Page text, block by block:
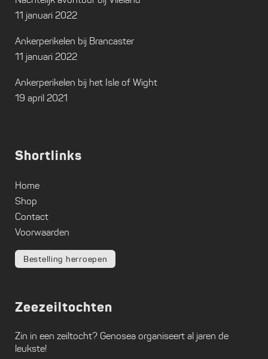
11 januari 2022
Ankerperikelen bij Brancaster
11 januari 2022
Ankerperikelen bij het Isle of Wight
19 april 2021
Shortlinks
Home
Shop
Contact
Voorwaarden
Bestelling herroepen
Zeezeiltochten
Zin in een zeiltocht? Genosea organiseert al jaren de
leukste!